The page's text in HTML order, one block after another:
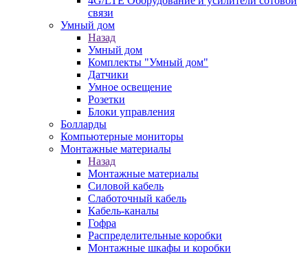
связи
Умный дом
Назад
Умный дом
Комплекты "Умный дом"
Датчики
Умное освещение
Розетки
Блоки управления
Болларды
Компьютерные мониторы
Монтажные материалы
Назад
Монтажные материалы
Силовой кабель
Слаботочный кабель
Кабель-каналы
Гофра
Распределительные коробки
Монтажные шкафы и коробки